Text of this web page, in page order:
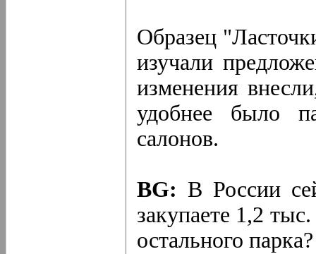
Образец
изучали
изменения
удобнее было
салонов.
BG: В России
закупаете 1,2
остального парка?